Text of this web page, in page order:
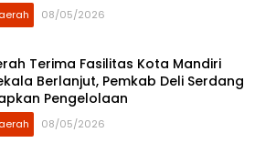
08/05/2026
Terima Fasilitas Kota Mandiri
Berlanjut, Pemkab Deli Serdang
Pengelolaan
08/05/2026